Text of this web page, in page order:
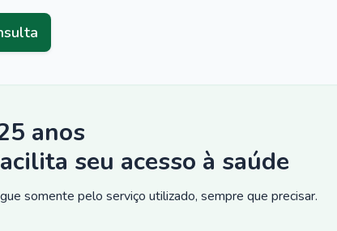
anos
seu acesso à saúde
somente pelo serviço utilizado, sempre que precisar.